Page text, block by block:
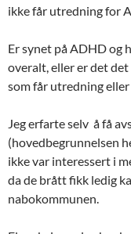
ikke får utredning for
Er synet på ADHD og
overalt, eller er det
som får utredning eller
Jeg erfarte selv å få
(hovedbegrunnelsen
ikke var interessert i
da de brått fikk ledig
nabokommunen.